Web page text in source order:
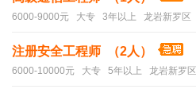
6000-9000元 大专 3年以上 龙岩新罗区
注册安全工程师 （2人）
6000-10000元 大专 5年以上 龙岩新罗区